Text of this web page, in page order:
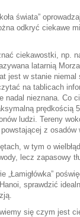
świata”
odkryć ciekawe
ciekawostki, np.
latarnią
jest w stanie niemal
na tablicach
nieznana. Co
prędkością
ludzi. Tereny
z osadów
w tym o
lecz zapasowy
„Łamigłówka”
sprawdzić
się czym jest